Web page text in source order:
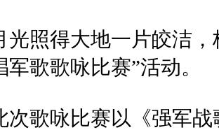
光照得大地一片皎洁
军歌歌咏比赛”活动。
次歌咏比赛以《强军